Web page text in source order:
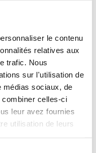
le contenu
relatives aux
trafic. Nous
sur l'utilisation de
médias sociaux, de
combiner celles-ci
leur avez fournies
utilisation de leurs
appropriées afin
et/ou logiciels
virus ou tout
sur Internet.
de tout envoi
la finalité consiste
(codes
de comptes